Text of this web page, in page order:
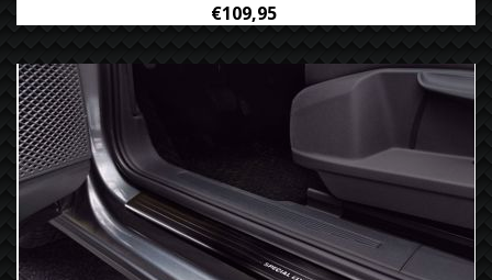
€109,95